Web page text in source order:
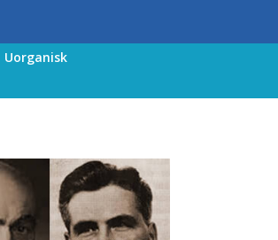
Uorganisk